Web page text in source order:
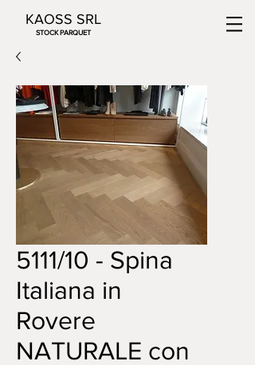
KAOSS SRL
STOCK PARQUET
5111/10 - Spina
Italiana in
Rovere
NATURALE con